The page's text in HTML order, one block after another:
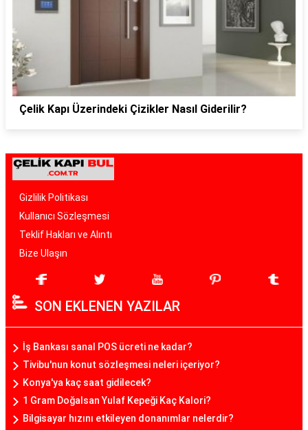
Çelik Kapı Üzerindeki Çizikler Nasıl Giderilir?
Gizlilik Politikası
Kullanıcı Sözleşmesi
Teklif Hakları ve Alıntı
Bize Ulaşın
SON EKLENEN YAZILAR
İş Bankası sanal POS ücreti ne kadar?
Tivibu'nun konut sözleşmesi neleri içeriyor?
Konya'ya kaç saat gidilecek?
1 Gram Doğalsan Yulaf Kepeği Kaç Kalori?
Bilgisayar hızını etkileyen donanımlar nelerdir?